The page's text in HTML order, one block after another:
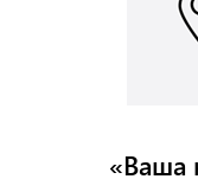
«Ваша